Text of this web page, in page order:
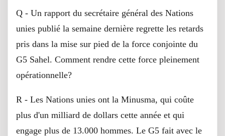
Q - Un rapport du secrétaire général des Nations
unies publié la semaine dernière regrette les retards
pris dans la mise sur pied de la force conjointe du
G5 Sahel. Comment rendre cette force pleinement
opérationnelle?
R - Les Nations unies ont la Minusma, qui coûte
plus d'un milliard de dollars cette année et qui
engage plus de 13.000 hommes. Le G5 fait avec le